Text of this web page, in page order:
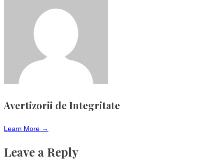
Avertizorii de Integritate
Learn More →
Leave a Reply